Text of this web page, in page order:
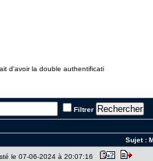
d'avoir la double authentificati
Filtrer
Sujet :
le 07-06-2024 à 20:07:16